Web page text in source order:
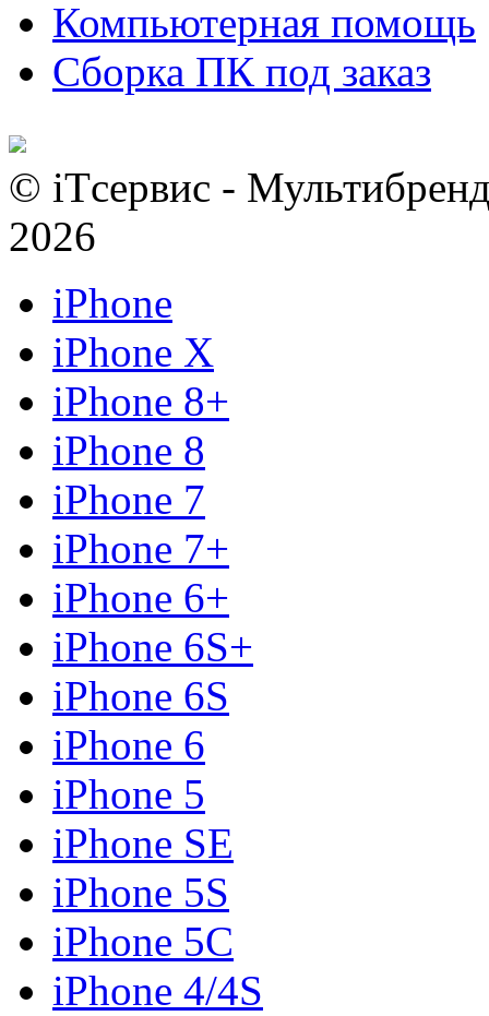
Компьютерная помощь
Сборка ПК под заказ
© iTсервис -
2026
iPhone
iPhone X
iPhone 8+
iPhone 8
iPhone 7
iPhone 7+
iPhone 6+
iPhone 6S+
iPhone 6S
iPhone 6
iPhone 5
iPhone SE
iPhone 5S
iPhone 5C
iPhone 4/4S